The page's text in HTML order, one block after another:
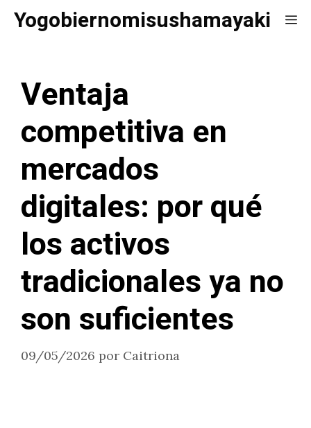
SaltarYogobiernomisushamayaki
Ventaja
competitiva en
mercados
digitales: por qué
los activos
tradicionales ya no
son suficientes
09/05/2026 por Caitriona